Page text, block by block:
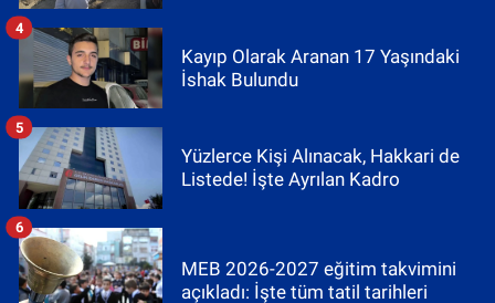
Kayıp Olarak Aranan 17 Yaşındaki
İshak Bulundu
4
Yüzlerce Kişi Alınacak, Hakkari de
Listede! İşte Ayrılan Kadro
5
MEB 2026-2027 eğitim takvimini
açıkladı: İşte tüm tatil tarihleri
6